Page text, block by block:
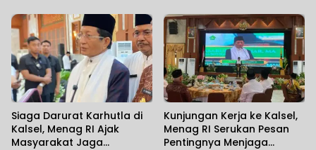
2026
Siaga Darurat Karhutla di
Kalsel, Menag RI Ajak
Masyarakat Jaga
Kunjungan Kerja ke Kalsel,
Menag RI Serukan Pesan
Pentingnya Menjaga